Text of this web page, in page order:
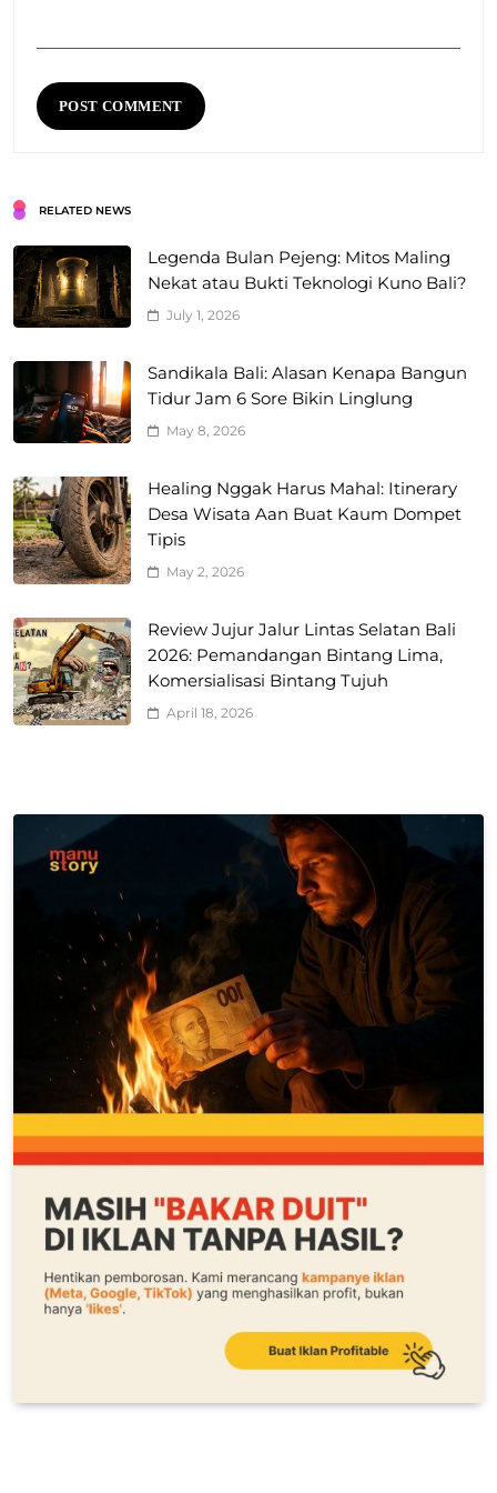
RELATED NEWS
Legenda Bulan Pejeng: Mitos Maling
Nekat atau Bukti Teknologi Kuno Bali?
July 1, 2026
Sandikala Bali: Alasan Kenapa Bangun
Tidur Jam 6 Sore Bikin Linglung
May 8, 2026
Healing Nggak Harus Mahal: Itinerary
Desa Wisata Aan Buat Kaum Dompet
Tipis
May 2, 2026
Review Jujur Jalur Lintas Selatan Bali
2026: Pemandangan Bintang Lima,
Komersialisasi Bintang Tujuh
April 18, 2026